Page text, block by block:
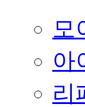
모
아
리